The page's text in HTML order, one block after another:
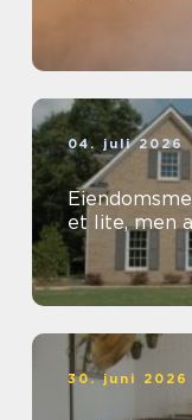
04. juli 2026
Eiendomsmegler
et lite, men
30. juni 2026